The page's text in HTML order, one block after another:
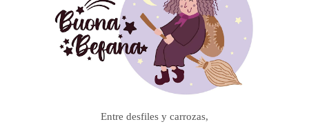
Entre desfiles y carrozas,